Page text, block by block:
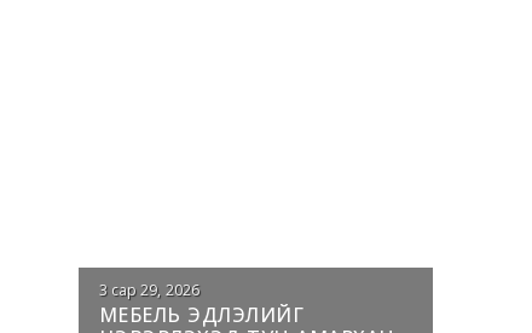
3 сар 29, 2026
МЕБЕЛЬ ЭДЛЭЛИЙГ